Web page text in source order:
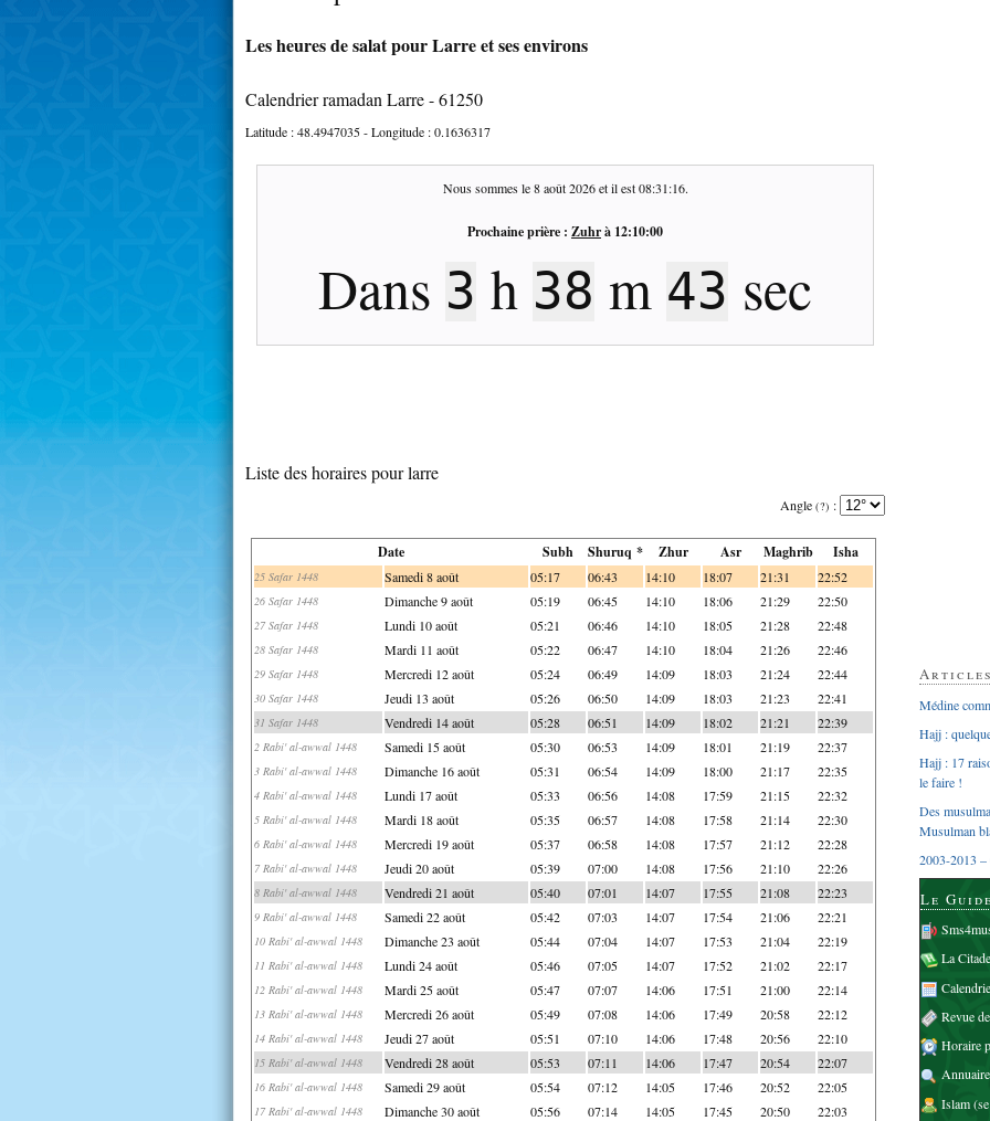
Les heures de salat pour Larre et ses environs
Calendrier ramadan Larre - 61250
Latitude :48.4947035- Longitude :0.1636317
Nous sommes le8 août 2026et il est08:31:16.
Prochaine prière : Zuhrà 12:10:00
Dans 3 h 38 m 43 sec
Liste des horaires pour larre
Angle (?) :
Date Subh Shuruq * Zhur Asr Maghrib Isha
25 Safar 1448 Samedi 8 août 05:17 06:43 14:10 18:07 21:31 22:52
26 Safar 1448 Dimanche 9 août 05:19 06:45 14:10 18:06 21:29 22:50
27 Safar 1448 Lundi 10 août 05:21 06:46 14:10 18:05 21:28 22:48
28 Safar 1448 Mardi 11 août 05:22 06:47 14:10 18:04 21:26 22:46
29 Safar 1448 Mercredi 12 août 05:24 06:49 14:09 18:03 21:24 22:44
30 Safar 1448 Jeudi 13 août 05:26 06:50 14:09 18:03 21:23 22:41
31 Safar 1448 Vendredi 14 août 05:28 06:51 14:09 18:02 21:21 22:39
2 Rabi' al-awwal 1448 Samedi 15 août 05:30 06:53 14:09 18:01 21:19 22:37
3 Rabi' al-awwal 1448 Dimanche 16 août 05:31 06:54 14:09 18:00 21:17 22:35
4 Rabi' al-awwal 1448 Lundi 17 août 05:33 06:56 14:08 17:59 21:15 22:32
5 Rabi' al-awwal 1448 Mardi 18 août 05:35 06:57 14:08 17:58 21:14 22:30
6 Rabi' al-awwal 1448 Mercredi 19 août 05:37 06:58 14:08 17:57 21:12 22:28
7 Rabi' al-awwal 1448 Jeudi 20 août 05:39 07:00 14:08 17:56 21:10 22:26
8 Rabi' al-awwal 1448 Vendredi 21 août 05:40 07:01 14:07 17:55 21:08 22:23
9 Rabi' al-awwal 1448 Samedi 22 août 05:42 07:03 14:07 17:54 21:06 22:21
10 Rabi' al-awwal 1448 Dimanche 23 août 05:44 07:04 14:07 17:53 21:04 22:19
11 Rabi' al-awwal 1448 Lundi 24 août 05:46 07:05 14:07 17:52 21:02 22:17
12 Rabi' al-awwal 1448 Mardi 25 août 05:47 07:07 14:06 17:51 21:00 22:14
13 Rabi' al-awwal 1448 Mercredi 26 août 05:49 07:08 14:06 17:49 20:58 22:12
14 Rabi' al-awwal 1448 Jeudi 27 août 05:51 07:10 14:06 17:48 20:56 22:10
15 Rabi' al-awwal 1448 Vendredi 28 août 05:53 07:11 14:06 17:47 20:54 22:07
16 Rabi' al-awwal 1448 Samedi 29 août 05:54 07:12 14:05 17:46 20:52 22:05
17 Rabi' al-awwal 1448 Dimanche 30 août 05:56 07:14 14:05 17:45 20:50 22:03
Médine
Hajj :
Hajj : 17
le faire !
Des
Musulman
2003-2013 –
Le
La
Revue
Horaire
Islam